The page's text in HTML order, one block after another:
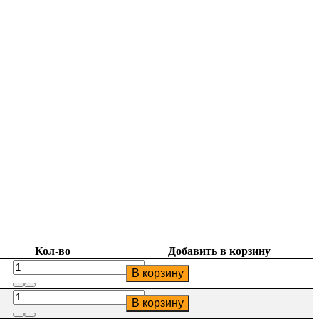
Кол-во
Добавить в корзину
Количество
товара
НАГРАДНЫЕ
КУБКИ
В корзину
Количество
товара
В корзину